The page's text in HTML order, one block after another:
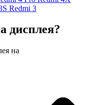
Redmi 3
дисплея?
на